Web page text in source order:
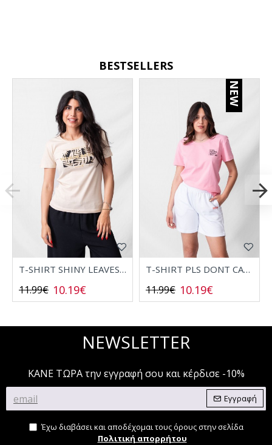
BESTSELLERS
T-SHIRT SHINY LEAVES 2532006
10.19€
11.99€
NEW
T-SHIRT PLS DONT CALL 2532008
10.19€
11.99€
NEWSLETTER
ΚΑΝΕ ΤΩΡΑ την εγγραφή σου και κέρδισε -10%
Εγγραφή
Έχω διαβάσει και αποδέχομαι τους όρους στην σελίδα
Πολιτική απορρήτου